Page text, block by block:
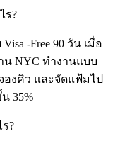
ร?
-Free 90 วัน เมื่อ
น NYC ทำงานแบบ
งคิว และจัดแฟ้มไป
35%
?